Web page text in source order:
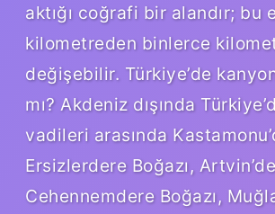
aktığı coğrafi bir alandır; bu
kilometreden binlerce
değişebilir. Türkiye’de
mı? Akdeniz dışında
vadileri arasında
Ersizlerdere Boğazı, Artvin’de
Cehennemdere Boğazı,